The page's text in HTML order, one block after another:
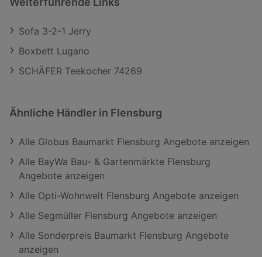
Sofa 3-2-1 Jerry
Boxbett Lugano
SCHÄFER Teekocher 74269
Ähnliche Händler in Flensburg
Alle Globus Baumarkt Flensburg Angebote anzeigen
Alle BayWa Bau- & Gartenmärkte Flensburg
Angebote anzeigen
Alle Opti-Wohnwelt Flensburg Angebote anzeigen
Alle Segmüller Flensburg Angebote anzeigen
Alle Sonderpreis Baumarkt Flensburg Angebote
anzeigen